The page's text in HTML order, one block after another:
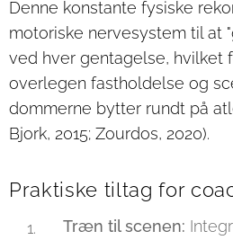
Denne konstante fysiske
motoriske nervesystem til at
ved hver gentagelse, hvilket
overlegen fastholdelse og
dommerne bytter rundt på
Bjork, 2015; Zourdos, 2020).
Praktiske tiltag for
Træn til scenen: